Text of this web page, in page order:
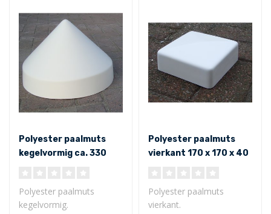
Polyester paalmuts
kegelvormig ca. 330
Polyester paalmuts
kegelvormig.
Polyester paalmuts
vierkant 170 x 170 x 40
Polyester paalmuts
vierkant.